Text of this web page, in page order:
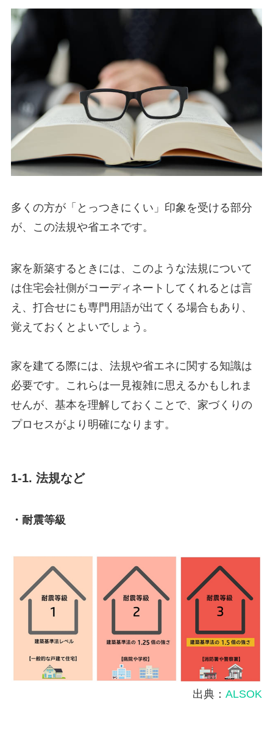
多くの方が「とっつきにくい」印象を受ける部分
が、この法規や省エネです。
家を新築するときには、このような法規について
は住宅会社側がコーディネートしてくれるとは言
え、打合せにも専門用語が出てくる場合もあり、
覚えておくとよいでしょう。
家を建てる際には、法規や省エネに関する知識は
必要です。これらは一見複雑に思えるかもしれま
せんが、基本を理解しておくことで、家づくりの
プロセスがより明確になります。
1-1. 法規など
・耐震等級
出典：ALSOK